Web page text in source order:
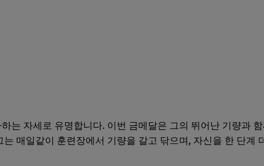
는 자세로 유명합니다. 이번 금메달은 그의 뛰어난 기량과
매일같이 훈련장에서 기량을 갈고 닦으며, 자신을 한 단계